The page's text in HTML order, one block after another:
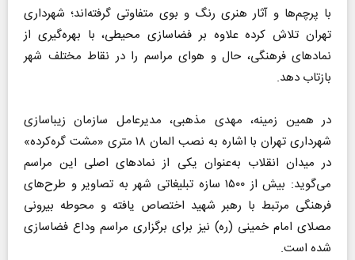
با پرچم‌ها و آثار هنری رنگ و بوی متفاوتی گرفته‌اند؛ شهرداری
تهران تلاش کرده علاوه بر فضاسازی محیطی، با بهره‌گیری از
نماد‌های فرهنگی، حال و هوای مراسم را در نقاط مختلف شهر
بازتاب دهد.
در همین زمینه، مهدی مذهبی، مدیرعامل سازمان زیباسازی
شهرداری تهران با اشاره به نصب المان ۱۸ متری «مشت گره‌کرده»
در میدان انقلاب به‌عنوان یکی از نماد‌های اصلی این مراسم
می‌گوید: بیش از ۱۵۰۰ سازه تبلیغاتی شهر به تصاویر و طرح‌های
فرهنگی مرتبط با رهبر شهید اختصاص یافته و محوطه بیرونی
مصلای امام خمینی (ره) نیز برای برگزاری مراسم وداع فضاسازی
شده است.